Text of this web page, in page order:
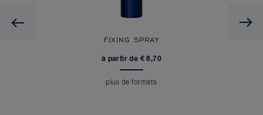
FIXING SPRAY
à partir de € 8,70
plus de formats